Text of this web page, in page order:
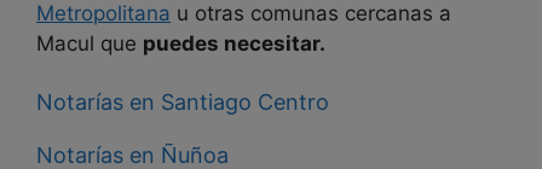
Metropolitana u otras comunas cercanas a
Macul que puedes necesitar.
Notarías en Santiago Centro
Notarías en Ñuñoa